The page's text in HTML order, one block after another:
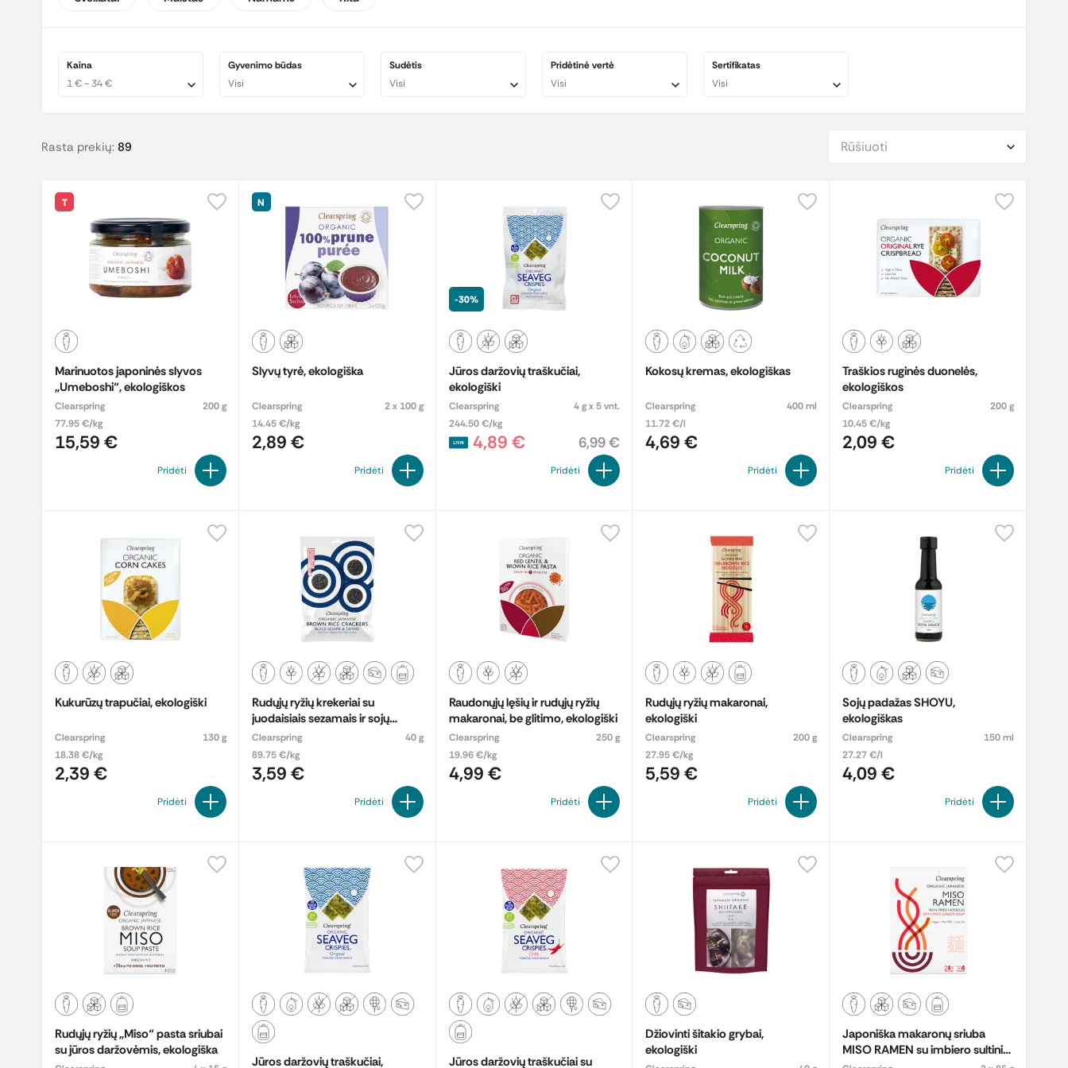
Kaina
1 € - 34 €
Gyvenimo būdas
Visi
Sudėtis
Visi
Pridėtinė vertė
Visi
Sertifikatas
Visi
Rasta prekių: 89 Rūšiuoti
T
Marinuotos japoninės slyvos
„Umeboshi“, ekologiškos
Clearspring
200 g
77.95 €/kg
15,59 €
Pridėti
N
Slyvų tyrė, ekologiška
Clearspring
2 x 100 g
14.45 €/kg
2,89 €
Pridėti
-30%
Jūros daržovių traškučiai,
ekologiški
Clearspring
4 g x 5 vnt.
244.50 €/kg
4,89 € 6,99 €
Pridėti
Kokosų kremas, ekologiškas
Clearspring
400 ml
11.72 €/l
4,69 €
Pridėti
Traškios ruginės duonelės,
ekologiškos
Clearspring
200 g
10.45 €/kg
2,09 €
Pridėti
Kukurūzų trapučiai, ekologiški
Clearspring
130 g
18.38 €/kg
2,39 €
Pridėti
Rudųjų ryžių krekeriai su
juodaisiais sezamais ir sojų
padažu „Tamari“, ekologiški
Clearspring
40 g
89.75 €/kg
3,59 €
Pridėti
Raudonųjų lęšių ir rudųjų ryžių
makaronai, be glitimo, ekologiški
Clearspring
250 g
19.96 €/kg
4,99 €
Pridėti
Rudųjų ryžių makaronai,
ekologiški
Clearspring
200 g
27.95 €/kg
5,59 €
Pridėti
Sojų padažas SHOYU,
ekologiškas
Clearspring
150 ml
27.27 €/l
4,09 €
Pridėti
Rudųjų ryžių „Miso“ pasta sriubai
su jūros daržovėmis, ekologiška
Jūros daržovių traškučiai,
Jūros daržovių traškučiai su
Džiovinti šitakio grybai,
ekologiški
Japoniška makaronų sriuba
MISO RAMEN su imbiero sultiniu,